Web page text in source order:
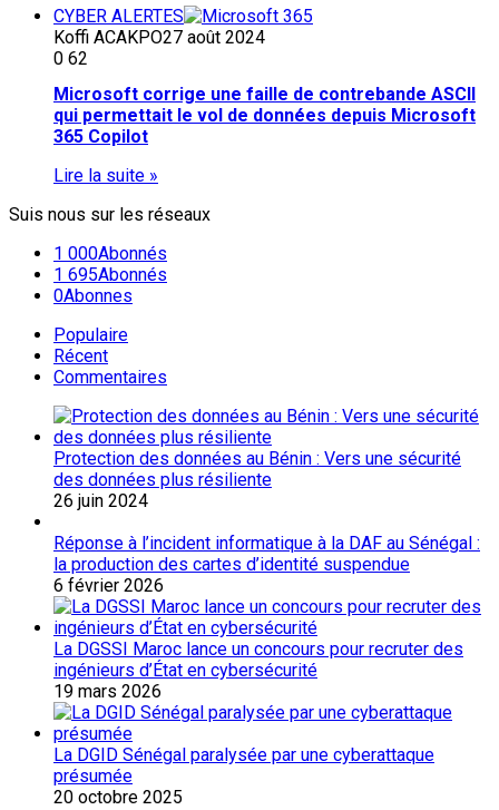
CYBER ALERTES
Koffi ACAKPO27 août 2024
0 62
Microsoft corrige une faille de contrebande ASCII
qui permettait le vol de données depuis Microsoft
365 Copilot
Lire la suite »
Suis nous sur les réseaux
1 000Abonnés
1 695Abonnés
0Abonnes
Populaire
Récent
Commentaires
Protection des données au Bénin : Vers une sécurité
des données plus résiliente
26 juin 2024
Réponse à l’incident informatique à la DAF au Sénégal :
la production des cartes d’identité suspendue
6 février 2026
La DGSSI Maroc lance un concours pour recruter des
ingénieurs d’État en cybersécurité
19 mars 2026
La DGID Sénégal paralysée par une cyberattaque
présumée
20 octobre 2025